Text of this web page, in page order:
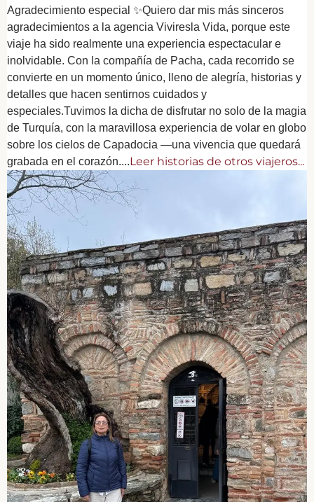
Agradecimiento especial ✨Quiero dar mis más sinceros
agradecimientos a la agencia Viviresla Vida, porque este
viaje ha sido realmente una experiencia espectacular e
inolvidable. Con la compañía de Pacha, cada recorrido se
convierte en un momento único, lleno de alegría, historias y
detalles que hacen sentirnos cuidados y
especiales.Tuvimos la dicha de disfrutar no solo de la magia
de Turquía, con la maravillosa experiencia de volar en globo
sobre los cielos de Capadocia —una vivencia que quedará
grabada en el corazón....Leer historias de otros viajeros...